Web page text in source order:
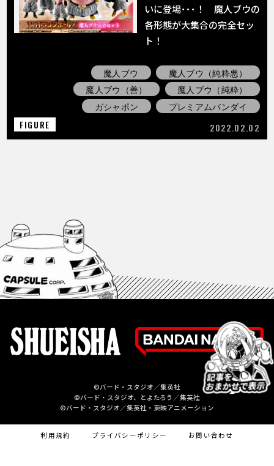
いに登場･･･！ 魔人ブウの
各形態が大集合の完全セッ
ト！
魔人ブウ
魔人ブウ（純粋悪）
魔人ブウ（善）
魔人ブウ（純粋）
ガシャポン
プレミアムバンダイ
FIGURE
2022.02.02
©バード・スタジオ／集英社
©バード・スタジオ、とよたろう／集英社
©バード・スタジオ／集英社・東映アニメーション
利用規約 プライバシーポリシー お問い合わせ